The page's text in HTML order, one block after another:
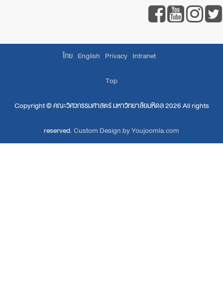
ไทย English Privacy Intranet
Top
Copyright ©คณะวิศวกรรมศาสตร์ มหาวิทยาลัยมหิดล2026 All rights
reserved.Custom Design by Youjoomla.com